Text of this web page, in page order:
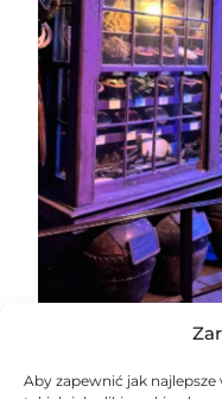
Aby zapewnić jak